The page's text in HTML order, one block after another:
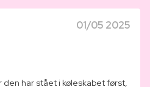
01/05 2025
har stået i køleskabet først,